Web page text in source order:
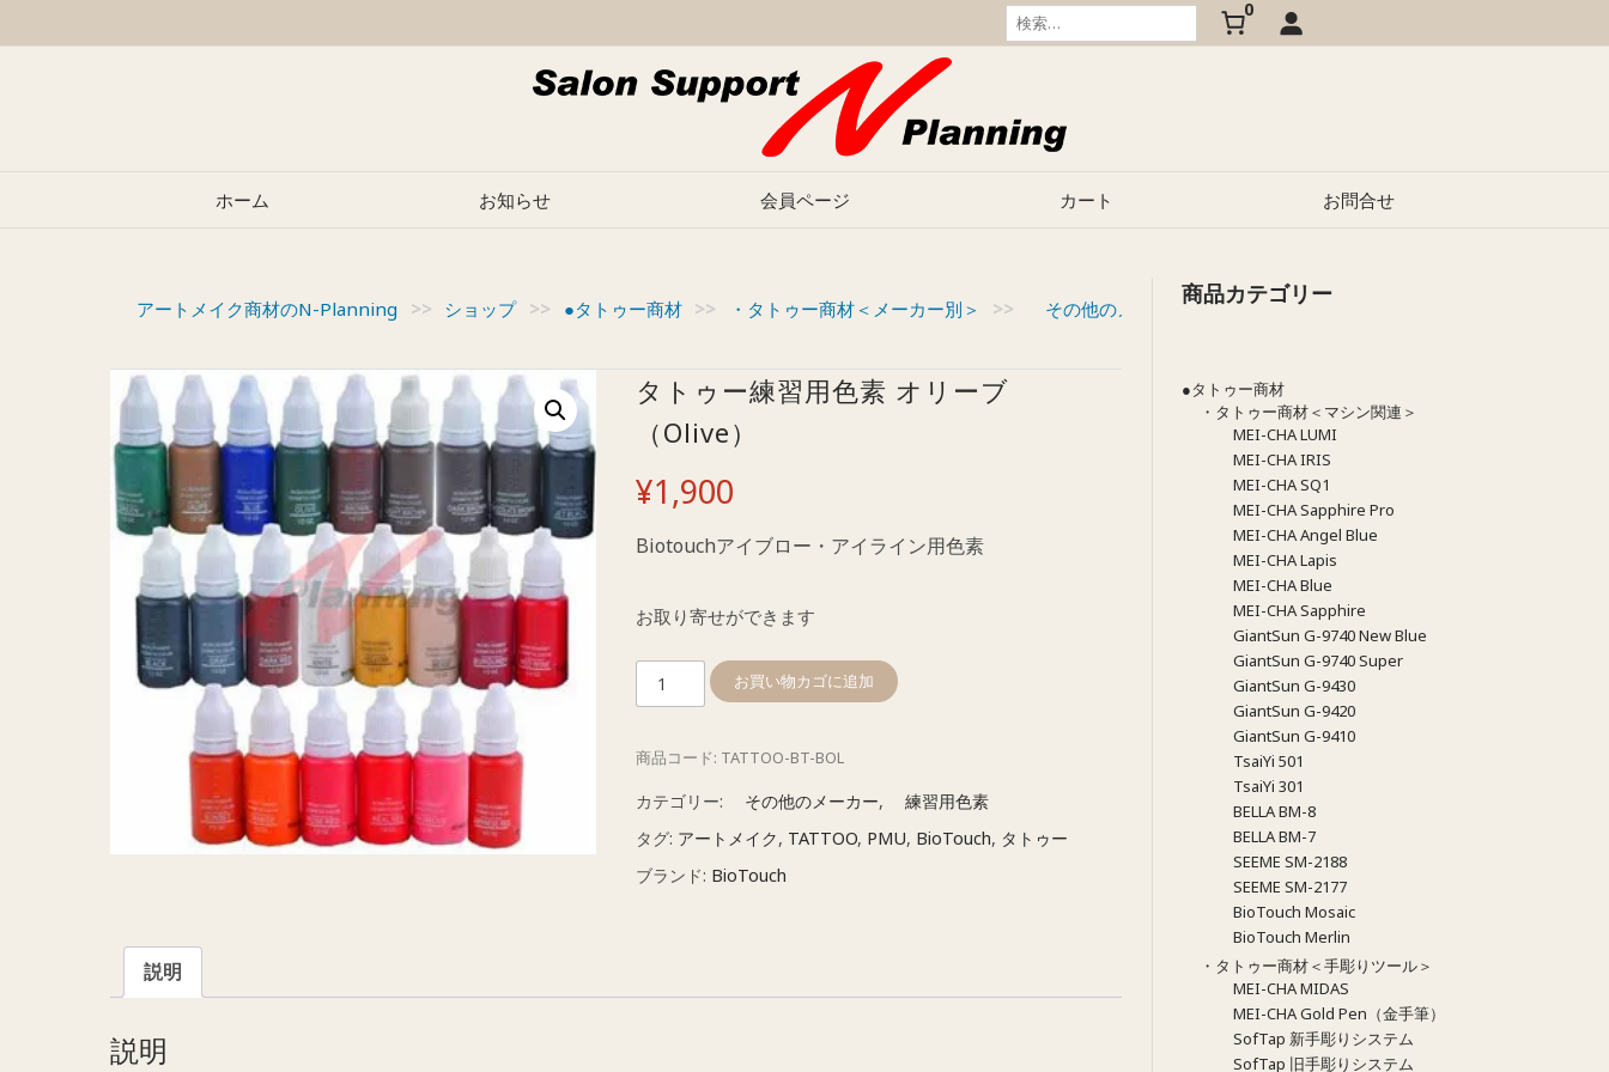
to
検
索:
0
ホーム お知らせ 会員ページ カート お問合せ
アートメイク商材のN-Planning >> ショップ >> ●タトゥー商材 >> ・タトゥー商材＜メーカー別＞ >> その他のメーカー >> タトゥー練習用色素 オリーブ（Olive）
タトゥー練習用色素 オリーブ
（Olive）
¥1,900
Biotouchアイブロー・アイライン用色素
お取り寄せができます
ト
ー
練
用
色
ー
お買い物カゴに追加
商品コード: TATTOO-BT-BOL
カテゴリー: その他のメーカー,
練習用色素
タグ: アートメイク, TATTOO, PMU, BioTouch, タトゥー
ブランド: BioTouch
説明
説明
商品カテゴリー
●タトゥー商材
・タトゥー商材＜マシン関連＞
MEI-CHA LUMI
MEI-CHA IRIS
MEI-CHA SQ1
MEI-CHA Sapphire Pro
MEI-CHA Angel Blue
MEI-CHA Lapis
MEI-CHA Blue
MEI-CHA Sapphire
GiantSun G-9740 New Blue
GiantSun G-9740 Super
GiantSun G-9430
GiantSun G-9420
GiantSun G-9410
TsaiYi 501
TsaiYi 301
BELLA BM-8
BELLA BM-7
SEEME SM-2188
SEEME SM-2177
BioTouch Mosaic
BioTouch Merlin
・タトゥー商材＜手彫りツール＞
MEI-CHA MIDAS
MEI-CHA Gold Pen（金手筆）
SofTap 新手彫りシステム
SofTap 旧手彫りシステム